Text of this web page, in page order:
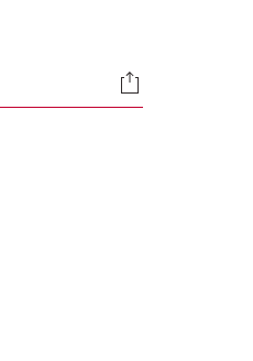
Socials